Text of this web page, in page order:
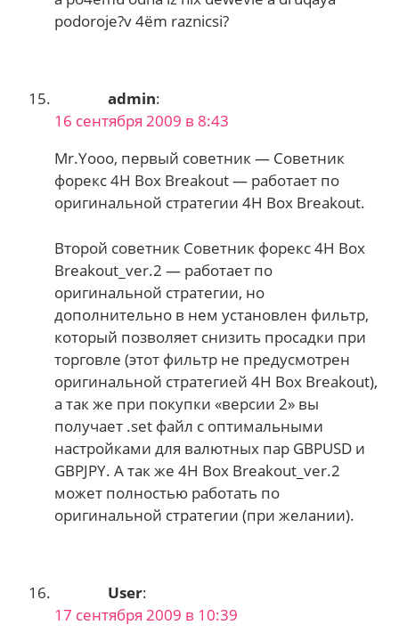
podoroje?v 4ёm raznicsi?
admin:
16 сентября 2009 в 8:43
Mr.Yooo, первый советник — Советник
форекс 4H Box Breakout — работает по
оригинальной стратегии 4H Box Breakout.
Второй советник Советник форекс 4H Box
Breakout_ver.2 — работает по
оригинальной стратегии, но
дополнительно в нем установлен фильтр,
который позволяет снизить просадки при
торговле (этот фильтр не предусмотрен
оригинальной стратегией 4H Box Breakout),
а так же при покупки «версии 2» вы
получает .set файл с оптимальными
настройками для валютных пар GBPUSD и
GBPJPY. А так же 4H Box Breakout_ver.2
может полностью работать по
оригинальной стратегии (при желании).
User:
17 сентября 2009 в 10:39